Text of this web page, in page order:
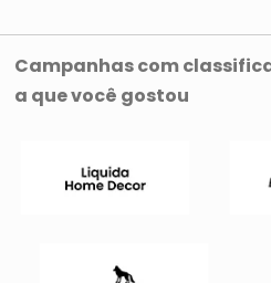
Campanhas com
a que você gostou